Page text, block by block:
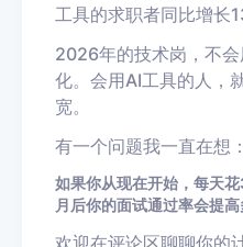
工具的求职者同比增长
2026年的技术岗，不
化。会用AI工具的人，
宽。
有一个问题我一直在想：
如果你从现在开始，每天
月后你的面试通过率会提高
欢迎在评论区聊聊你的